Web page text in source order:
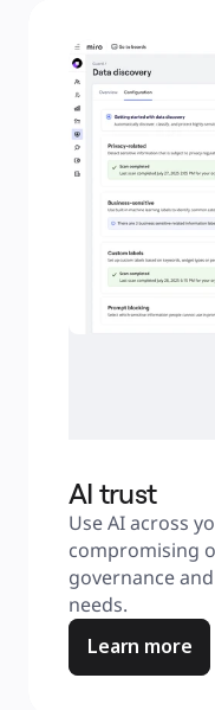
AI trust
Use AI across
compromising
governance
needs.
Learn more